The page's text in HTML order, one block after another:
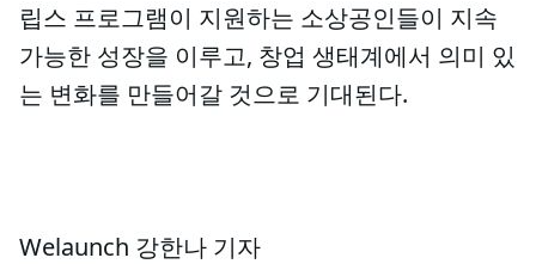
립스 프로그램이 지원하는 소상공인들이 지속
가능한 성장을 이루고, 창업 생태계에서 의미 있
는 변화를 만들어갈 것으로 기대된다.
Welaunch 강한나 기자